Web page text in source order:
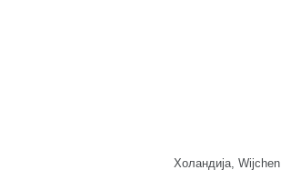
Холандија, Wijchen